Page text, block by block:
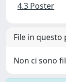
4.3 Poster
File in
Non ci sono